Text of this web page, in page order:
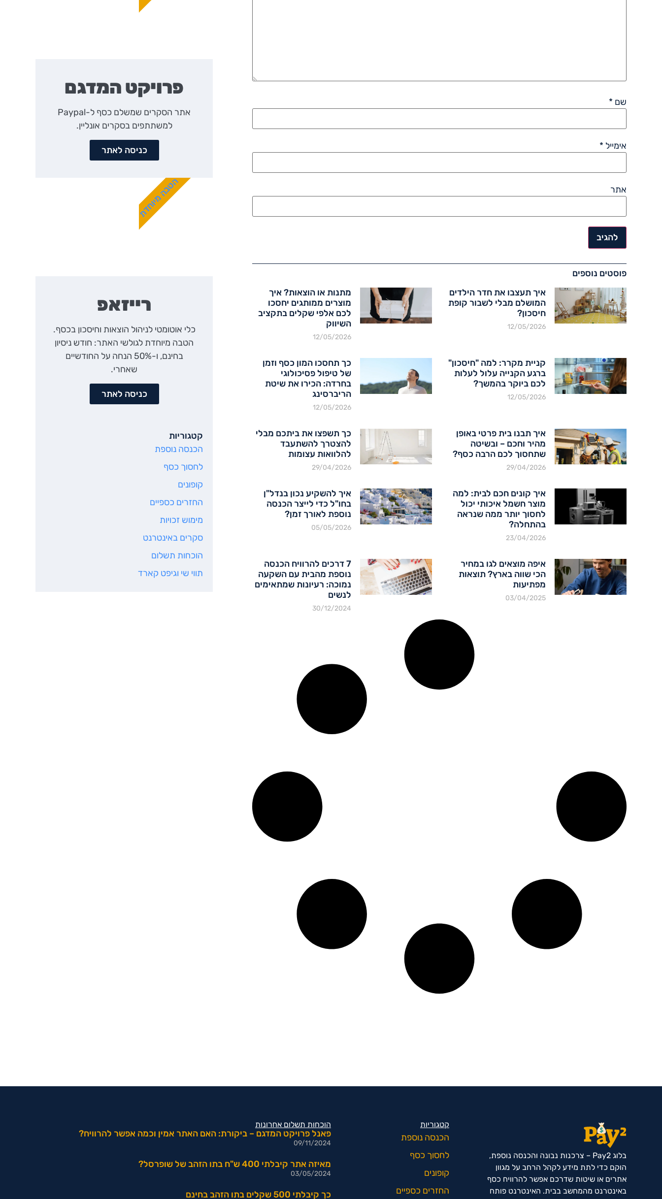
שם *
אימייל *
אתר
פוסטים נוספים
איך תעצבו את חדר הילדים
המושלם מבלי לשבור קופת
חיסכון?
12/05/2026
מתנות או הוצאות? איך
מוצרים ממותגים יחסכו
לכם אלפי שקלים בתקציב
השיווק
12/05/2026
קניית מקרר: למה "חיסכון"
ברגע הקנייה עלול לעלות
לכם ביוקר בהמשך?
12/05/2026
כך תחסכו המון כסף וזמן
של טיפול פסיכולוגי
בחרדה: הכירו את שיטת
הריברסינג
12/05/2026
איך תבנו בית פרטי באופן
מהיר וחכם – ובשיטה
שתחסוך לכם הרבה כסף?
29/04/2026
כך תשפצו את ביתכם מבלי
להצטרך להשתעבד
להלוואות עצומות
29/04/2026
איך קונים חכם לבית: למה
מוצר חשמל איכותי יכול
לחסוך יותר ממה שנראה
בהתחלה?
23/04/2026
איך להשקיע נכון בנדל"ן
בחו"ל כדי לייצר הכנסה
נוספת לאורך זמן?
05/05/2026
איפה מוצאים לגו במחיר
הכי שווה בארץ? תוצאות
מפתיעות
03/04/2025
7 דרכים להרוויח הכנסה
נוספת מהבית עם השקעה
נמוכה: רעיונות שמתאימים
לנשים
30/12/2024
פרויקט המדגם
אתר הסקרים שמשלם כסף ל-Paypal
למשתתפים בסקרים אונליין.
כניסה לאתר
רייזאפ
כלי אוטומטי לניהול הוצאות וחיסכון בכסף.
הטבה מיוחדת לגולשי האתר: חודש ניסיון
בחינם, ו-50% הנחה על החודשיים
שאחרי.
כניסה לאתר
הטבה מיוחדת
קטגוריות
הכנסה נוספת
לחסוך כסף
קופונים
החזרים כספיים
מימוש זכויות
סקרים באינטרנט
הוכחות תשלום
תווי שי וגיפט קארד
בלוג Pay2 – צרכנות נבונה והכנסה נוספת,
הוקם כדי לתת מידע לקהל הרחב על מגוון
אתרים או שיטות שדרכם אפשר להרוויח כסף
באינטרנט מהמחשב בבית. האינטרנט פותח
קטגוריות
הכנסה נוספת
לחסוך כסף
קופונים
החזרים כספיים
הוכחות תשלום אחרונות
פאנל פרויקט המדגם – ביקורת: האם האתר אמין וכמה אפשר להרוויח?
09/11/2024
מאיזה אתר קיבלתי 400 ש"ח בתו הזהב של שופרסל?
03/05/2024
כך קיבלתי 500 שקלים בתו הזהב בחינם